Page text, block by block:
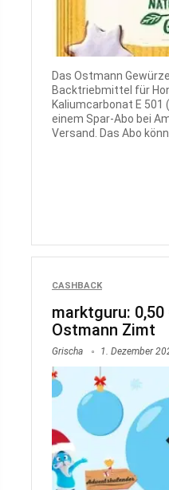
Das Ostmann
Backtriebmittel für
Kaliumcarbonat E
einem Spar-Abo bei
Versand. Das Abo
CASHBACK
marktguru:
Ostmann Zimt
Grischa 1. Dezember